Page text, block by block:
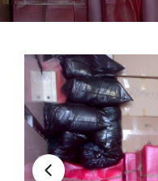
FIYATLAR
ŞEHIR İÇI NAKLIYAT
FOTO GALERI
S.S.S.
İLETIŞIM